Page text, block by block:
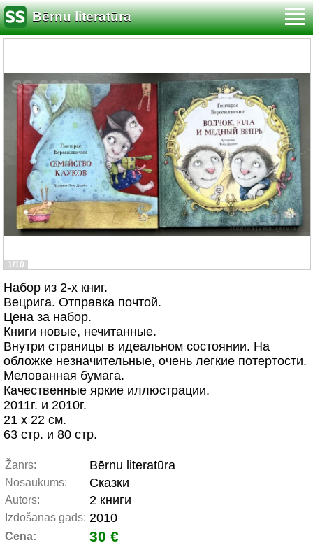
Bērnu literatūra
1/10
Набор из 2-х книг.
Вецрига. Отправка почтой.
Цена за набор.
Книги новые, нечитанные.
Внутри страницы в идеальном состоянии. На
обложке незначительные, очень легкие потертости.
Мелованная бумага.
Качественные яркие иллюстрации.
2011г. и 2010г.
21 х 22 см.
63 стр. и 80 стр.
Žanrs: Bērnu literatūra
Nosaukums: Сказки
Autors: 2 книги
Izdošanas gads: 2010
Cena: 30 €